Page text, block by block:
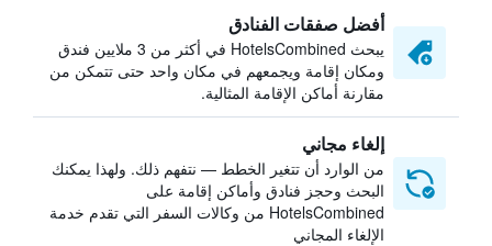
أفضل صفقات الفنادق
يبحث HotelsCombined في أكثر من 3 ملايين فندق
ومكان إقامة ويجمعهم في مكان واحد حتى تتمكن من
مقارنة أماكن الإقامة المثالية.
إلغاء مجاني
من الوارد أن تتغير الخطط — نتفهم ذلك. ولهذا يمكنك
البحث وحجز فنادق وأماكن إقامة على
HotelsCombined من وكالات السفر التي تقدم خدمة
الإلغاء المجاني